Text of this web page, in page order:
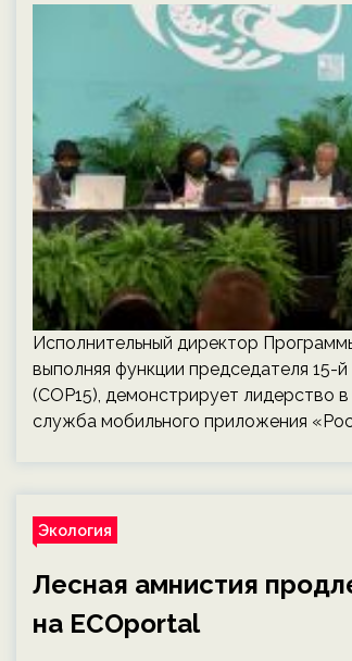
Исполнительный директор
выполняя функции председателя
(COP15), демонстрирует лидерство
служба мобильного приложения
Экология
Лесная амнистия
на ECOportal